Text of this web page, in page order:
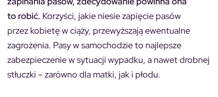
to robić. Korzyści, jakie niesie zapięcie pasów
przez kobietę w ciąży, przewyższają ewentualne
zagrożenia. Pasy w samochodzie to najlepsze
zabezpieczenie w sytuacji wypadku, a nawet drobnej
stłuczki – zarówno dla matki, jak i płodu.